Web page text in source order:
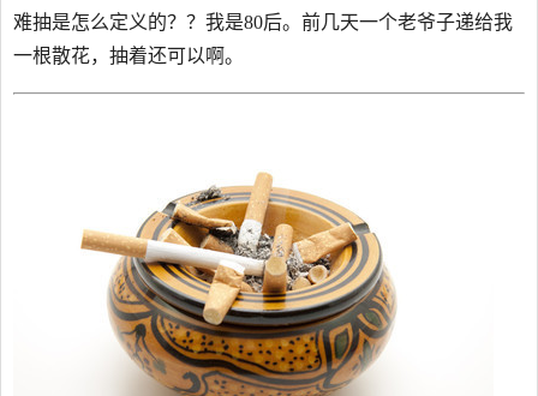
难抽是怎么定义的？？我是80后。前几天一个老爷子递给我
一根散花，抽着还可以啊。